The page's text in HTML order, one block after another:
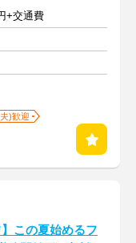
+交通費
)歓迎
】この夏始めるフ